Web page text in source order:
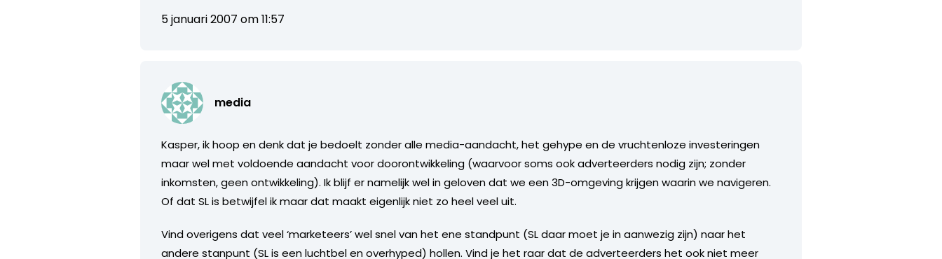
5 januari 2007 om 11:57
media
Kasper, ik hoop en denk dat je bedoelt zonder alle media-aandacht, het gehype en de vruchtenloze investeringen
maar wel met voldoende aandacht voor doorontwikkeling (waarvoor soms ook adverteerders nodig zijn; zonder
inkomsten, geen ontwikkeling). Ik blijf er namelijk wel in geloven dat we een 3D-omgeving krijgen waarin we navigeren.
Of dat SL is betwijfel ik maar dat maakt eigenlijk niet zo heel veel uit.
Vind overigens dat veel ‘marketeers’ wel snel van het ene standpunt (SL daar moet je in aanwezig zijn) naar het
andere stanpunt (SL is een luchtbel en overhyped) hollen. Vind je het raar dat de adverteerders het ook niet meer